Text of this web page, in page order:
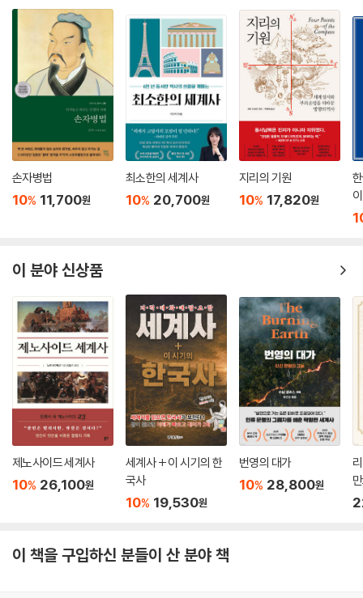
손자병법
10% 11,700원
최소한의 세계사
10% 20,700원
지리의 기원
10% 17,820원
이 분야 신상품
제노사이드 세계사
10% 26,100원
세계사 + 이 시기의 한
국사
10% 19,530원
번영의 대가
10% 28,800원
이 책을 구입하신 분들이 산 분야 책